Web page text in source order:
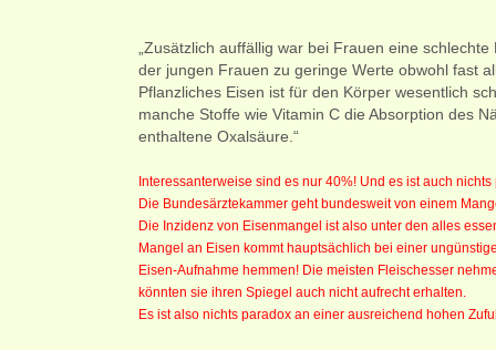
„Zusätzlich auffällig war bei Frauen eine
der jungen Frauen zu geringe Werte obwohl fast
Pflanzliches Eisen ist für den Körper wesentlich
manche Stoffe wie Vitamin C die Absorption des
enthaltene Oxalsäure.“
Interessanterweise sind es nur 40%! Und es ist auch
Die Bundesärztekammer geht bundesweit von einem
Die Inzidenz von Eisenmangel ist also unter den alles
Mangel an Eisen kommt hauptsächlich bei einer
Eisen-Aufnahme hemmen! Die meisten Fleischesser
könnten sie ihren Spiegel auch nicht aufrecht erhalten.
Es ist also nichts paradox an einer ausreichend hohen